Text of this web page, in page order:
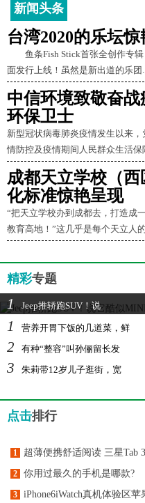
新闻头条
台湾2020的乐坛
鱼条Fish Stick首张全创作专辑
面发行上线！虽然是新出道的乐团...
中信环境致敬奋
环保卫士
新型冠状病毒肺炎疫情发生以来
情防控及疫情期间人民群众生活保
成都天立学校（
化标准惊艳呈现
“把天立学校办到成都去，打造成
教育高地！”这几乎是每个天立人的
精彩专题
1 Jeep推轿跑SUV！说
1 营养开胃下饭的几道菜，鲜
2 有种“整容”叫孙俪留长发
3 朱莉带12岁儿子逛街，宽
点击排行
1 超薄便携舒适阅读 三星Tab
2 你用过最久的手机是哪款?
3 iPhone6iWatch真机体验区苹